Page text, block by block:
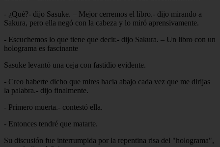
- ¿Qué?- dijo Sasuke. – Mejor cerremos el libro.- dijo mirando a
Sakura, pero ella negó con la cabeza y lo miró aprensivamente.
- Escuchemos lo que tiene que decir.- dijo Sakura. – Un libro con un
holograma es fascinante
Sasuke levantó una ceja con fastidio evidente.
- Creo haberte dicho que mires hacia abajo cada vez que me dirijas
la palabra.- dijo finalmente.
- Primero muerta.- contestó ella.
- Entonces tendré que matarte.
Su discusión fue interrumpida por la repentina risa del "holograma",